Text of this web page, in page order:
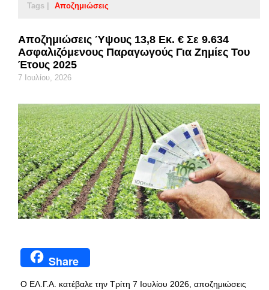
Tags | Αποζημιώσεις
Αποζημιώσεις Ύψους 13,8 Εκ. € Σε 9.634
Ασφαλιζόμενους Παραγωγούς Για Ζημίες Του
Έτους 2025
7 Ιουλίου, 2026
Share
Ο ΕΛ.Γ.Α. κατέβαλε την Τρίτη 7 Ιουλίου 2026, αποζημιώσεις